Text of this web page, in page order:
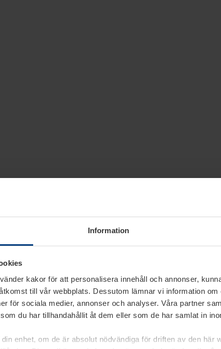
Information
kakor för att personalisera innehåll och annonser,
till vår webbplats. Dessutom lämnar vi information om
för sociala medier, annonser och analyser. Våra partner
du har tillhandahållit åt dem eller som de har samlat in
enhet, om de är absolut nödvändiga för driften av den här